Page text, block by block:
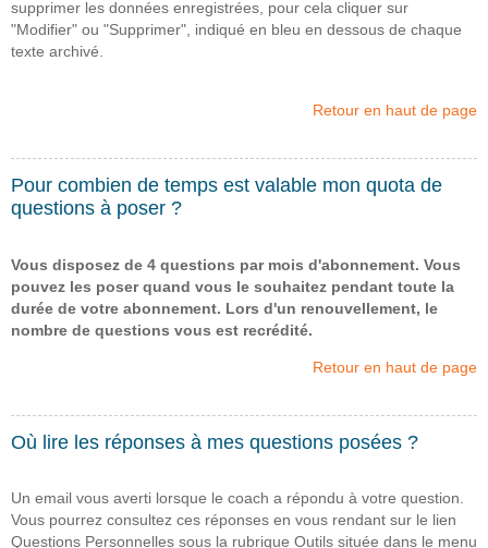
supprimer les données enregistrées, pour cela cliquer sur
"Modifier" ou "Supprimer", indiqué en bleu en dessous de chaque
texte archivé.
Retour en haut de page
Pour combien de temps est valable mon quota de
questions à poser ?
Vous disposez de 4 questions par mois d'abonnement. Vous
pouvez les poser quand vous le souhaitez pendant toute la
durée de votre abonnement. Lors d'un renouvellement, le
nombre de questions vous est recrédité.
Retour en haut de page
Où lire les réponses à mes questions posées ?
Un email vous averti lorsque le coach a répondu à votre question.
Vous pourrez consultez ces réponses en vous rendant sur le lien
Questions Personnelles sous la rubrique Outils située dans le menu